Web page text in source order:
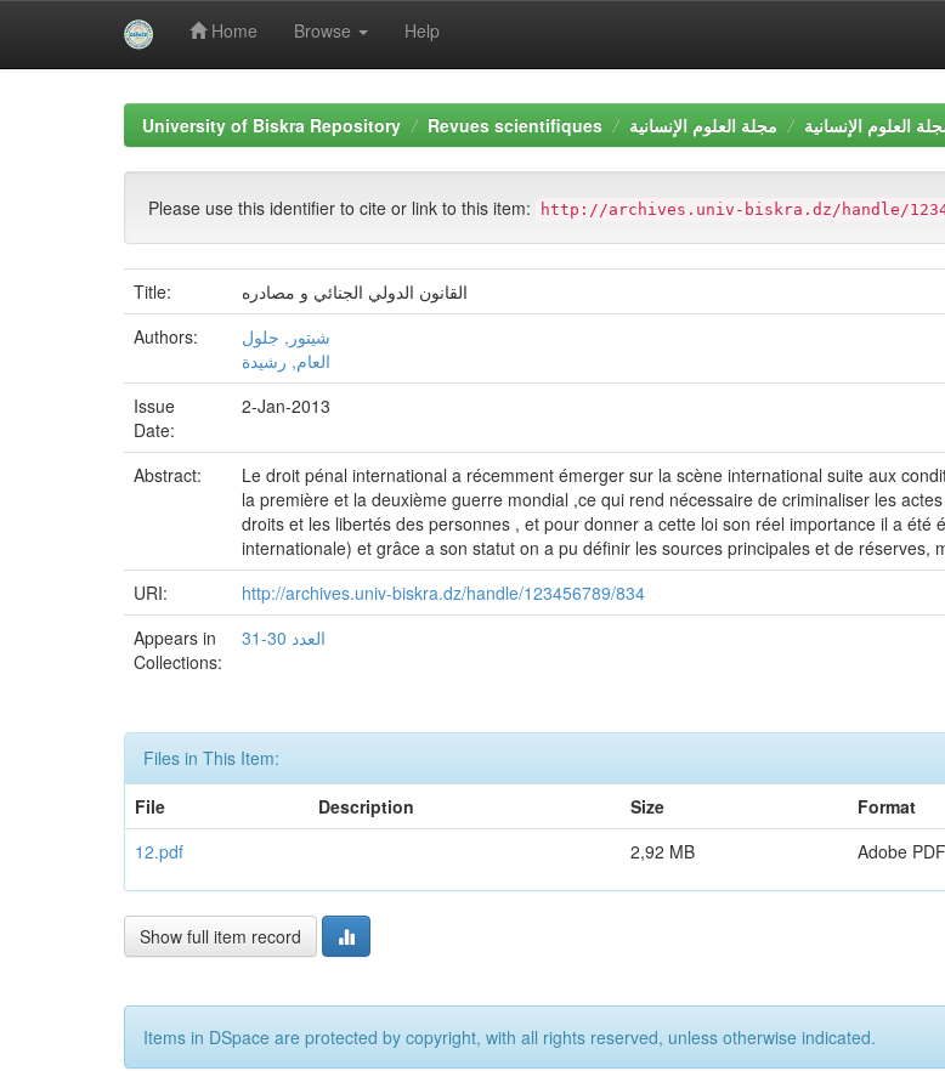
Home Browse Help
University of Biskra Repository Revues scientifiques مجلة العلوم الإنسانية العلوم الإنسانية
Please use this identifier to cite or link to this item: http://archives.univ-biskra.dz/handle/
Title:
القانون الدولي الجنائي و مصادره
Authors:
شيتور, جلول
العام, رشيدة
Issue
Date:
2-Jan-2013
Abstract:
Le droit pénal international a récemment émerger sur la scène international suite aux
la première et la deuxième guerre mondial ,ce qui rend nécessaire de criminaliser les
droits et les libertés des personnes , et pour donner a cette loi son réel importance il a
internationale) et grâce a son statut on a pu définir les sources principales et de réserves,
URI:
http://archives.univ-biskra.dz/handle/123456789/834
Appears in
Collections:
العدد 30-31
Files in This Item:
File
Description Size
Format
12.pdf
2,92 MB Adobe PDF
Show full item record
Items in DSpace are protected by copyright, with all rights reserved, unless otherwise indicated.